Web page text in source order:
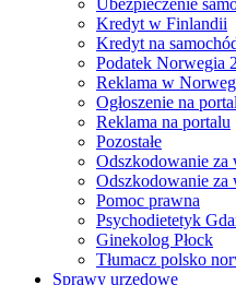
Ubezpieczenie
Kredyt w Finlandii
Kredyt na
Podatek Norwegia
Reklama w
Ogłoszenie na
Reklama na portalu
Pozostałe
Odszkodowanie za
Odszkodowanie
Pomoc prawna
Psychodietetyk
Ginekolog Płock
Tłumacz polsko
Sprawy urzędowe